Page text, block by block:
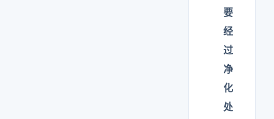
要
经
过
净
化
处